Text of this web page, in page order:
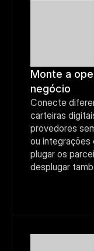
Monte a
negócio
Conecte
carteiras
provedores
ou integrações
plugar os
desplugar